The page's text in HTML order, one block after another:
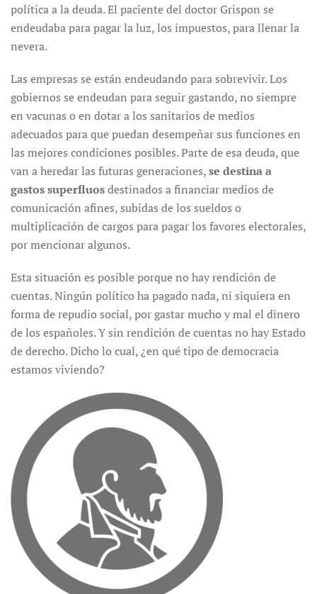
política a la deuda. El paciente del doctor Grispon se
endeudaba para pagar la luz, los impuestos, para llenar la
nevera.
Las empresas se están endeudando para sobrevivir. Los
gobiernos se endeudan para seguir gastando, no siempre
en vacunas o en dotar a los sanitarios de medios
adecuados para que puedan desempeñar sus funciones en
las mejores condiciones posibles. Parte de esa deuda, que
van a heredar las futuras generaciones,se destina a
gastos superfluosdestinados a financiar medios de
comunicación afines, subidas de los sueldos o
multiplicación de cargos para pagar los favores electorales,
por mencionar algunos.
Esta situación es posible porque no hay rendición de
cuentas. Ningún político ha pagado nada, ni siquiera en
forma de repudio social, por gastar mucho y mal el dinero
de los españoles. Y sin rendición de cuentas no hay Estado
de derecho. Dicho lo cual, ¿en qué tipo de democracia
estamos viviendo?